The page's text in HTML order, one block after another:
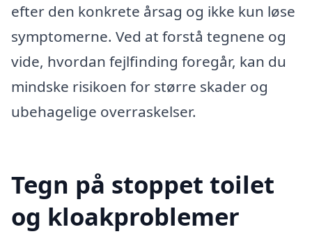
efter den konkrete årsag og ikke kun løse
symptomerne. Ved at forstå tegnene og
vide, hvordan fejlfinding foregår, kan du
mindske risikoen for større skader og
ubehagelige overraskelser.
Tegn på stoppet toilet
og kloakproblemer